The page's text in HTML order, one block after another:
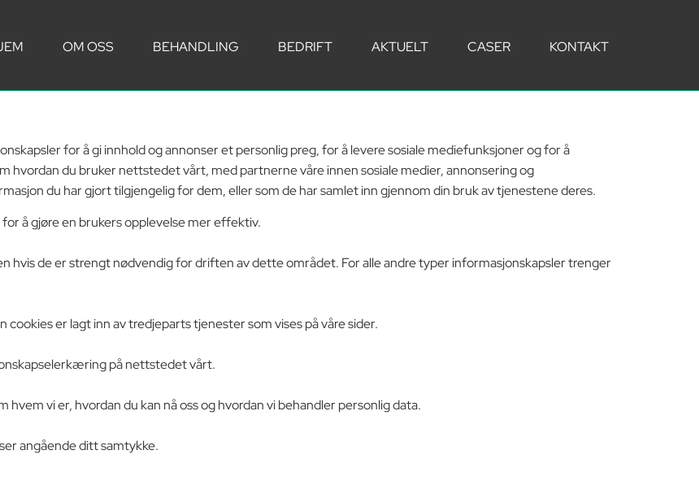
OM OSS BEHANDLING BEDRIFT AKTUELT CASER KONTAKT
for å gi innhold og annonser et personlig preg, for å levere sosiale mediefunksjoner og for å
hvordan du bruker nettstedet vårt, med partnerne våre innen sosiale medier, annonsering og
du har gjort tilgjengelig for dem, eller som de har samlet inn gjennom din bruk av tjenestene deres.
å gjøre en brukers opplevelse mer effektiv.
hvis de er strengt nødvendig for driften av dette området. For alle andre typer informasjonskapsler trenger
er lagt inn av tredjeparts tjenester som vises på våre sider.
på nettstedet vårt.
vi er, hvordan du kan nå oss og hvordan vi behandler personlig data.
angående ditt samtykke.